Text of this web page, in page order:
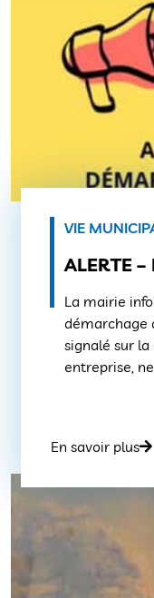
assemblée […]
VIE
ALERTE
La mairie
démarchage
signalé sur
entreprise,
la taxe
En savoir plus